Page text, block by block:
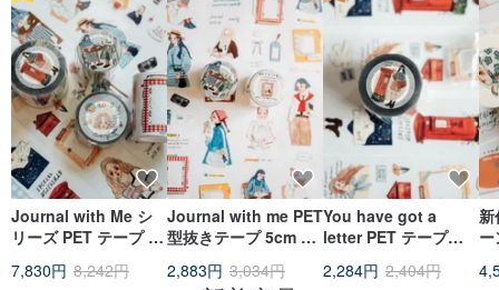
Journal with Me シ
リーズ PET テープ 3
ールロールがもらえる
7,830円 8,242円
Journal with me PET
型抜きテープ 5cm ×
2,883円 3,034円
You have got a
letter PET テープ
2,284円 2,404円
新
旅